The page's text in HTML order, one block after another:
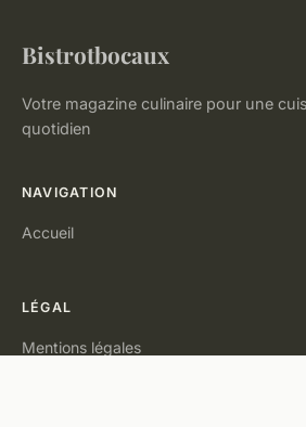
Bistrotbocaux
Votre magazine culinaire pour une
quotidien
NAVIGATION
Accueil
LÉGAL
Mentions légales